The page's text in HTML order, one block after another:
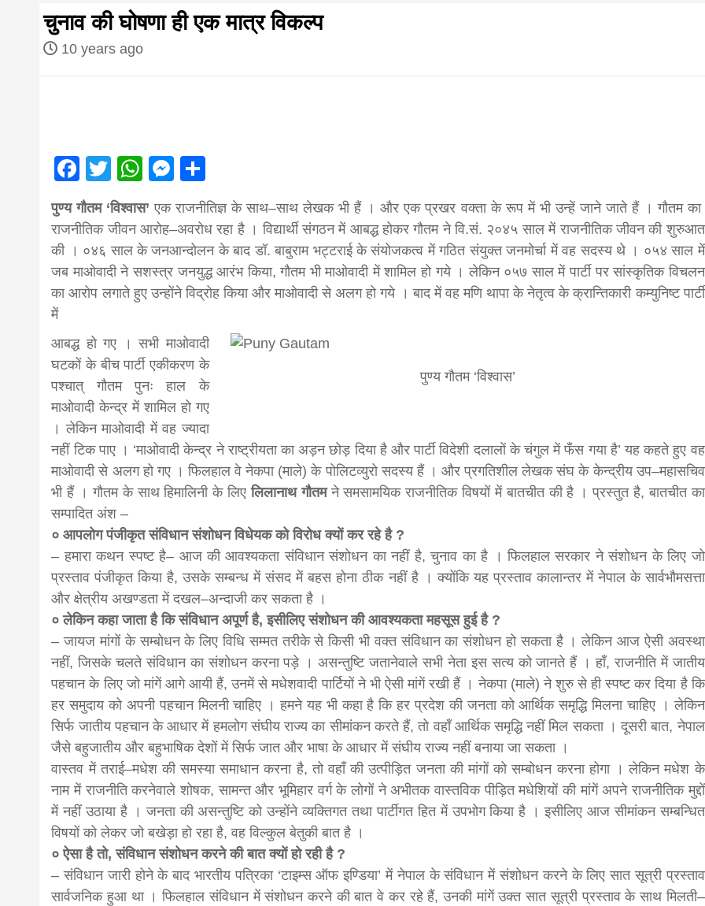
first hindi
magazine of
news in hindi
from
Nepal,madhesh
news,financial
news,loan,bank
news, madhesh
khabar
चुनाव की घोषणा ही एक मात्र विकल्प
10 years ago
Facebook
TwitterWhatsApp
Messenger
पुण्य गौतम ‘विश्वास’ एक राजनीतिज्ञ के साथ–साथ लेखक भी हैं । और एक प्रखर वक्ता के रूप में भी उन्हें जाने जाते हैं । गौतम का
राजनीतिक जीवन आरोह–अवरोध रहा है । विद्यार्थी संगठन में आबद्ध होकर गौतम ने वि.सं. २०४५ साल में राजनीतिक जीवन की शुरुआत
की । ०४६ साल के जनआन्दोलन के बाद डॉ. बाबुराम भट्टराई के संयोजकत्व में गठित संयुक्त जनमोर्चा में वह सदस्य थे । ०५४ साल में
जब माओवादी ने सशस्त्र जनयुद्ध आरंभ किया, गौतम भी माओवादी में शामिल हो गये । लेकिन ०५७ साल में पार्टी पर सांस्कृतिक विचलन
का आरोप लगाते हुए उन्होंने विद्रोह किया और माओवादी से अलग हो गये । बाद में वह मणि थापा के नेतृत्व के क्रान्तिकारी कम्युनिष्ट पार्टी
में
पुण्य गौतम ‘विश्वास’
आबद्ध हो गए । सभी माओवादी
घटकों के बीच पार्टी एकीकरण के
पश्चात् गौतम पुनः हाल के
माओवादी केन्द्र में शामिल हो गए
। लेकिन माओवादी में वह ज्यादा
नहीं टिक पाए । ‘माओवादी केन्द्र ने राष्ट्रीयता का अड़न छोड़ दिया है और पार्टी विदेशी दलालों के चंगुल में फँस गया है’ यह कहते हुए वह
माओवादी से अलग हो गए । फिलहाल वे नेकपा (माले) के पोलिटव्युरो सदस्य हैं । और प्रगतिशील लेखक संघ के केन्द्रीय उप–महासचिव
भी हैं । गौतम के साथ हिमालिनी के लिएलिलानाथ गौतमने समसामयिक राजनीतिक विषयों में बातचीत की है । प्रस्तुत है, बातचीत का
सम्पादित अंश –
० आपलोग पंजीकृत संविधान संशोधन विधेयक को विरोध क्यों कर रहे है ?
– हमारा कथन स्पष्ट है– आज की आवश्यकता संविधान संशोधन का नहीं है, चुनाव का है । फिलहाल सरकार ने संशोधन के लिए जो
प्रस्ताव पंजीकृत किया है, उसके सम्बन्ध में संसद में बहस होना ठीक नहीं है । क्योंकि यह प्रस्ताव कालान्तर में नेपाल के सार्वभौमसत्ता
और क्षेत्रीय अखण्डता में दखल–अन्दाजी कर सकता है ।
० लेकिन कहा जाता है कि संविधान अपूर्ण है, इसीलिए संशोधन की आवश्यकता महसूस हुई है ?
– जायज मांगों के सम्बोधन के लिए विधि सम्मत तरीके से किसी भी वक्त संविधान का संशोधन हो सकता है । लेकिन आज ऐसी अवस्था
नहीं, जिसके चलते संविधान का संशोधन करना पड़े । असन्तुष्टि जतानेवाले सभी नेता इस सत्य को जानते हैं । हाँ, राजनीति में जातीय
पहचान के लिए जो मांगें आगे आयी हैं, उनमें से मधेशवादी पार्टियों ने भी ऐसी मांगें रखी हैं । नेकपा (माले) ने शुरु से ही स्पष्ट कर दिया है कि
हर समुदाय को अपनी पहचान मिलनी चाहिए । हमने यह भी कहा है कि हर प्रदेश की जनता को आर्थिक समृद्धि मिलना चाहिए । लेकिन
सिर्फ जातीय पहचान के आधार में हमलोग संघीय राज्य का सीमांकन करते हैं, तो वहाँ आर्थिक समृद्धि नहीं मिल सकता । दूसरी बात, नेपाल
जैसे बहुजातीय और बहुभाषिक देशों में सिर्फ जात और भाषा के आधार में संघीय राज्य नहीं बनाया जा सकता ।
वास्तव में तराई–मधेश की समस्या समाधान करना है, तो वहाँ की उत्पीड़ित जनता की मांगों को सम्बोधन करना होगा । लेकिन मधेश के
नाम में राजनीति करनेवाले शोषक, सामन्त और भूमिहार वर्ग के लोगों ने अभीतक वास्तविक पीड़ित मधेशियों की मांगें अपने राजनीतिक मुद्दों
में नहीं उठाया है । जनता की असन्तुष्टि को उन्होंने व्यक्तिगत तथा पार्टीगत हित में उपभोग किया है । इसीलिए आज सीमांकन सम्बन्धित
विषयों को लेकर जो बखेड़ा हो रहा है, वह विल्कुल बेतुकी बात है ।
० ऐसा है तो, संविधान संशोधन करने की बात क्यों हो रही है ?
– संविधान जारी होने के बाद भारतीय पत्रिका ‘टाइम्स ऑफ इण्डिया’ में नेपाल के संविधान में संशोधन करने के लिए सात सूत्री प्रस्ताव
सार्वजनिक हुआ था । फिलहाल संविधान में संशोधन करने की बात वे कर रहे हैं, उनकी मांगें उक्त सात सूत्री प्रस्ताव के साथ मिलती–
आज का पंचांग: आज दिनांक 2 अगस्त 2026 रविवार शुभसंवत् 2083
बड़े अंतर से जीत हासिल करुँंगी –रेणु दाहाल
6 months ago